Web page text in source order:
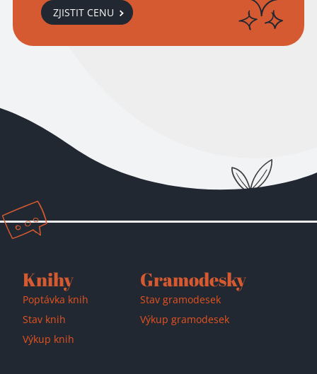
ZJISTIT CENU
Knihy
Poptávka knih
Stav knih
Výkup knih
Gramodesky
Stav gramodesek
Výkup gramodesek